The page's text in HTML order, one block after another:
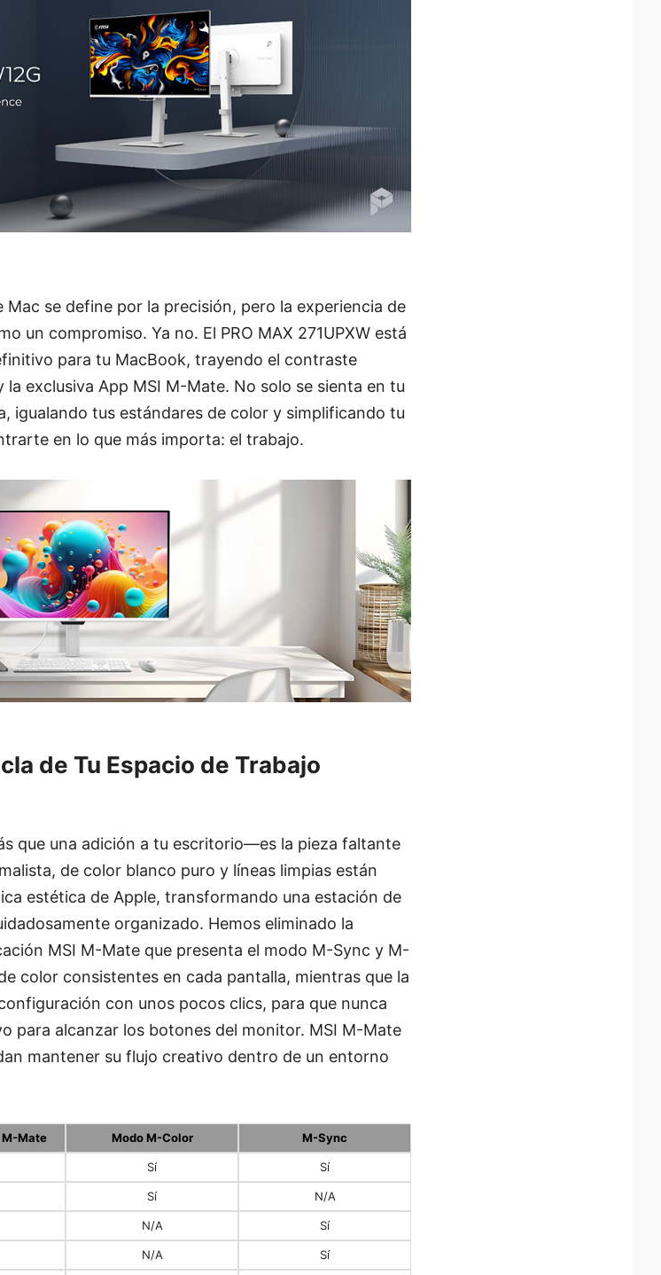
Mac se define por la precisión, pero la experiencia de
un compromiso. Ya no. El PRO MAX 271UPXW está
para tu MacBook, trayendo el contraste
exclusiva App MSI M-Mate. No solo se sienta en tu
igualando tus estándares de color y simplificando tu
en lo que más importa: el trabajo.
de Tu Espacio de Trabajo
que una adición a tu escritorio—es la pieza faltante
de color blanco puro y líneas limpias están
estética de Apple, transformando una estación de
organizado. Hemos eliminado la
MSI M-Mate que presenta el modo M-Sync y M-
color consistentes en cada pantalla, mientras que la
con unos pocos clics, para que nunca
para alcanzar los botones del monitor. MSI M-Mate
mantener su flujo creativo dentro de un entorno
Mate Modo M-Color M-Sync
Sí Sí
Sí N/A
N/A Sí
N/A Sí